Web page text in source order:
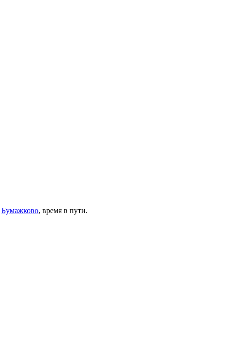
Бумажково, время в пути.